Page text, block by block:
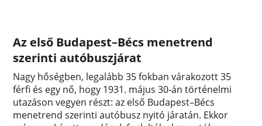
Az első Budapest–Bécs menetrend
szerinti autóbuszjárat
Nagy hőségben, legalább 35 fokban várakozott 35
férfi és egy nő, hogy 1931. május 30-án történelmi
utazáson vegyen részt: az első Budapest–Bécs
menetrend szerinti autóbusz nyitó járatán. Ekkor